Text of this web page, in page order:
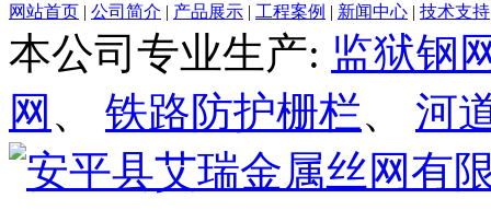
网站首页 | 公司简介 | 产品展示 | 工程案例 | 新闻中心 | 技术支持
本公司专业生产: 监狱钢
网 、 铁路防护栅栏、 河